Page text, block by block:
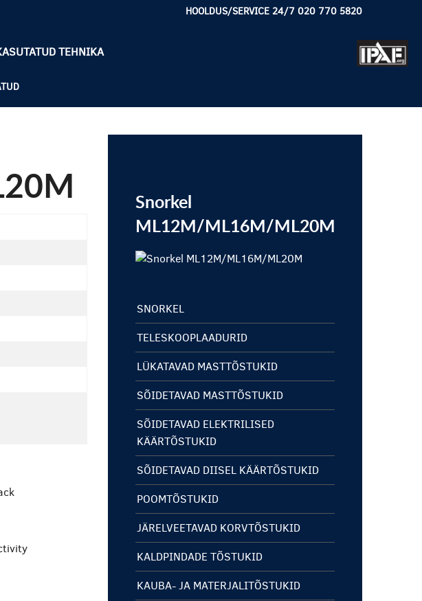
HOOLDUS/SERVICE 24/7 020 770 5820
TEHNIKA
Snorkel
ML12M/ML16M/ML20M
SNORKEL
TELESKOOPLAADURID
LÜKATAVAD MASTTÕSTUKID
SÕIDETAVAD MASTTÕSTUKID
SÕIDETAVAD ELEKTRILISED
KÄÄRTÕSTUKID
SÕIDETAVAD DIISEL KÄÄRTÕSTUKID
POOMTÕSTUKID
JÄRELVEETAVAD KORVTÕSTUKID
KALDPINDADE TÕSTUKID
KAUBA- JA MATERJALITÕSTUKID